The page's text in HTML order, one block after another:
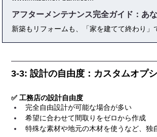
3-3: 設計の自由度：カスタムオプ
✅ 工務店の設計自由度
完全自由設計が可能な場合が多い
希望に合わせて間取りをゼロから作成
特殊な素材や地元の木材を使うなど、独